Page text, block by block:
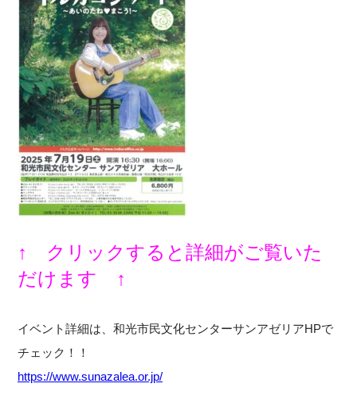
↑ クリックすると詳細がご覧いた
だけます ↑
イベント詳細は、和光市民文化センターサンアゼリアHPで
チェック！！
https://www.sunazalea.or.jp/